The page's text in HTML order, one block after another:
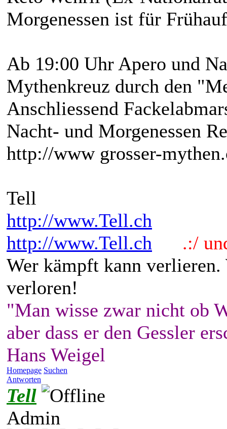
Morgenessen ist für
Ab 19:00 Uhr Apero und
Mythenkreuz durch den
Anschliessend
Nacht- und Morgenessen
http://www grosser-
Tell
http://www.Tell.ch
http://www.Tell.ch
.:/
Wer kämpft kann
verloren!
"Man wisse zwar nicht ob
aber dass er den Gessler
Hans Weigel
Homepage Suchen
Antworten
Tell
Admin